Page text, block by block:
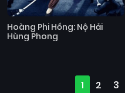
Hoàng Phi Hồng: Nộ Hải
Hùng Phong
1 2 3